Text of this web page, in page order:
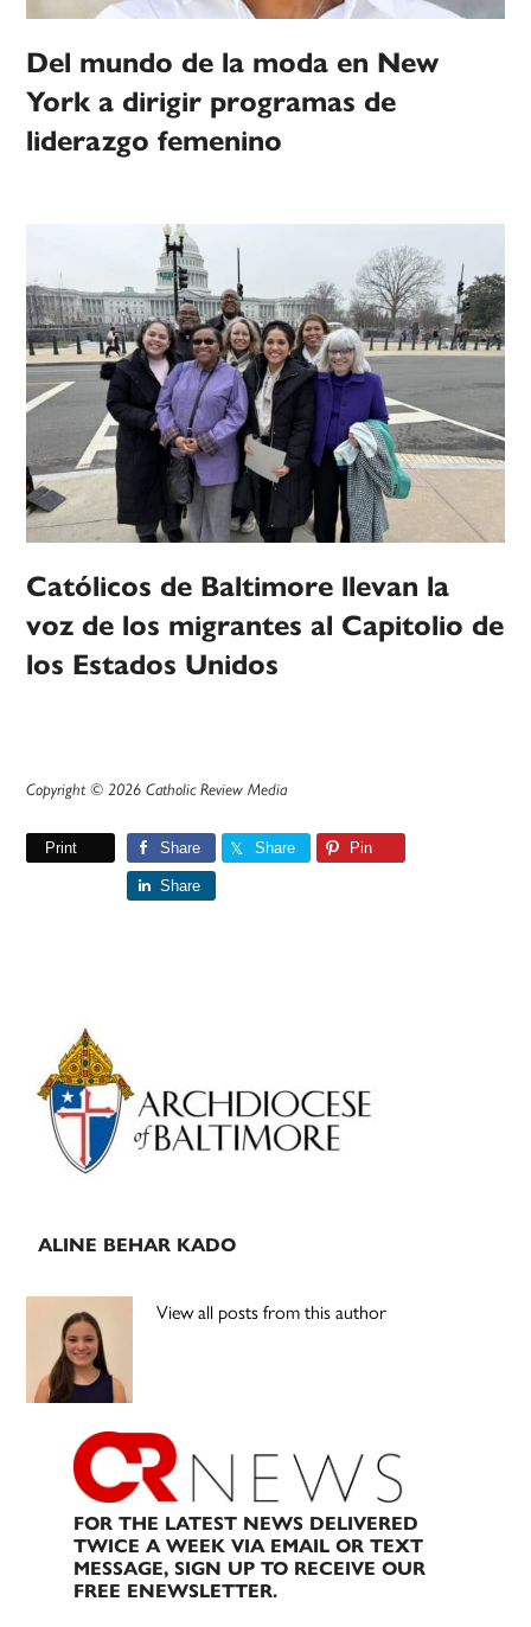
Del mundo de la moda en New
York a dirigir programas de
liderazgo femenino
Católicos de Baltimore llevan la
voz de los migrantes al Capitolio de
los Estados Unidos
Copyright © 2026 Catholic Review Media
Print Share Share Pin
Share
Primary
Sidebar
ALINE BEHAR KADO
View all posts from this author
FOR THE LATEST NEWS DELIVERED
TWICE A WEEK VIA EMAIL OR TEXT
MESSAGE, SIGN UP TO RECEIVE OUR
FREE ENEWSLETTER.